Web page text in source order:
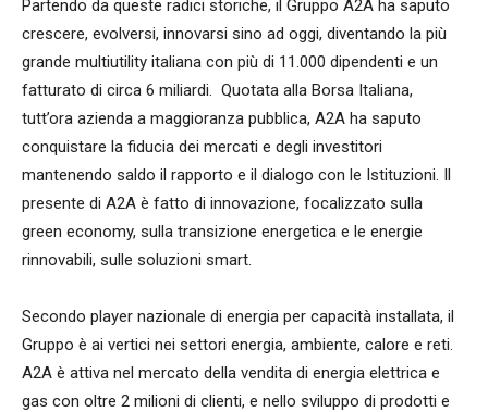
Partendo da queste radici storiche, il Gruppo A2A ha saputo
crescere, evolversi, innovarsi sino ad oggi, diventando la più
grande multiutility italiana con più di 11.000 dipendenti e un
fatturato di circa 6 miliardi. Quotata alla Borsa Italiana,
tutt’ora azienda a maggioranza pubblica, A2A ha saputo
conquistare la fiducia dei mercati e degli investitori
mantenendo saldo il rapporto e il dialogo con le Istituzioni. Il
presente di A2A è fatto di innovazione, focalizzato sulla
green economy, sulla transizione energetica e le energie
rinnovabili, sulle soluzioni smart.
Secondo player nazionale di energia per capacità installata, il
Gruppo è ai vertici nei settori energia, ambiente, calore e reti.
A2A è attiva nel mercato della vendita di energia elettrica e
gas con oltre 2 milioni di clienti, e nello sviluppo di prodotti e